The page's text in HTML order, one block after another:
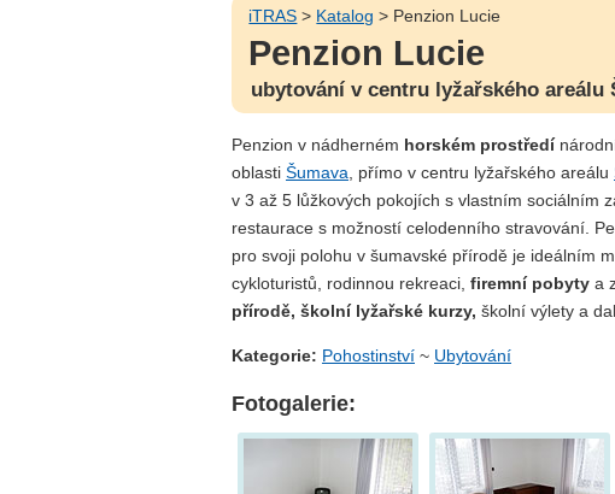
iTRAS > Katalog > Penzion Lucie
Penzion Lucie
ubytování v centru lyžařského areálu
Penzion v nádherném horském prostředí
oblasti Šumava , přímo v centru lyžařského areálu
v 3 až 5 lůžkových pokojích s vlastním sociálním
restaurace s možností celodenního stravování.
pro svoji polohu v šumavské přírodě je ideálním
cykloturistů, rodinnou rekreaci, firemní pobyty a
přírodě, školní lyžařské kurzy, školní výlety a
Kategorie: Pohostinství ~ Ubytování
Fotogalerie: